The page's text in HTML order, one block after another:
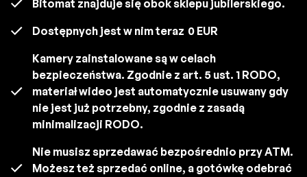
Bitomat znajduje się obok sklepu jubilerskiego.
Dostępnych jest w nim teraz 0 EUR
Kamery zainstalowane są w celach
bezpieczeństwa. Zgodnie z art. 5 ust. 1 RODO,
materiał wideo jest automatycznie usuwany gdy
nie jest już potrzebny, zgodnie z zasadą
minimalizacji RODO.
Nie musisz sprzedawać bezpośrednio przy ATM.
Możesz też sprzedać online, a gotówkę odebrać